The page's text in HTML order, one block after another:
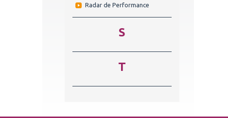
Radar de Performance
S
T